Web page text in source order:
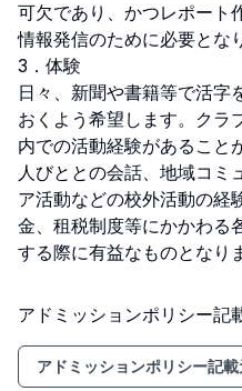
可欠であり、かつレポート
情報発信のために必要とな
3．体験
日々、新聞や書籍等で活字
おくよう希望します。クラ
内での活動経験があること
人びととの会話、地域コミ
ア活動などの校外活動の経
金、租税制度等にかかわる
する際に有益なものとなり
アドミッションポリシー記
アドミッションポリシー記